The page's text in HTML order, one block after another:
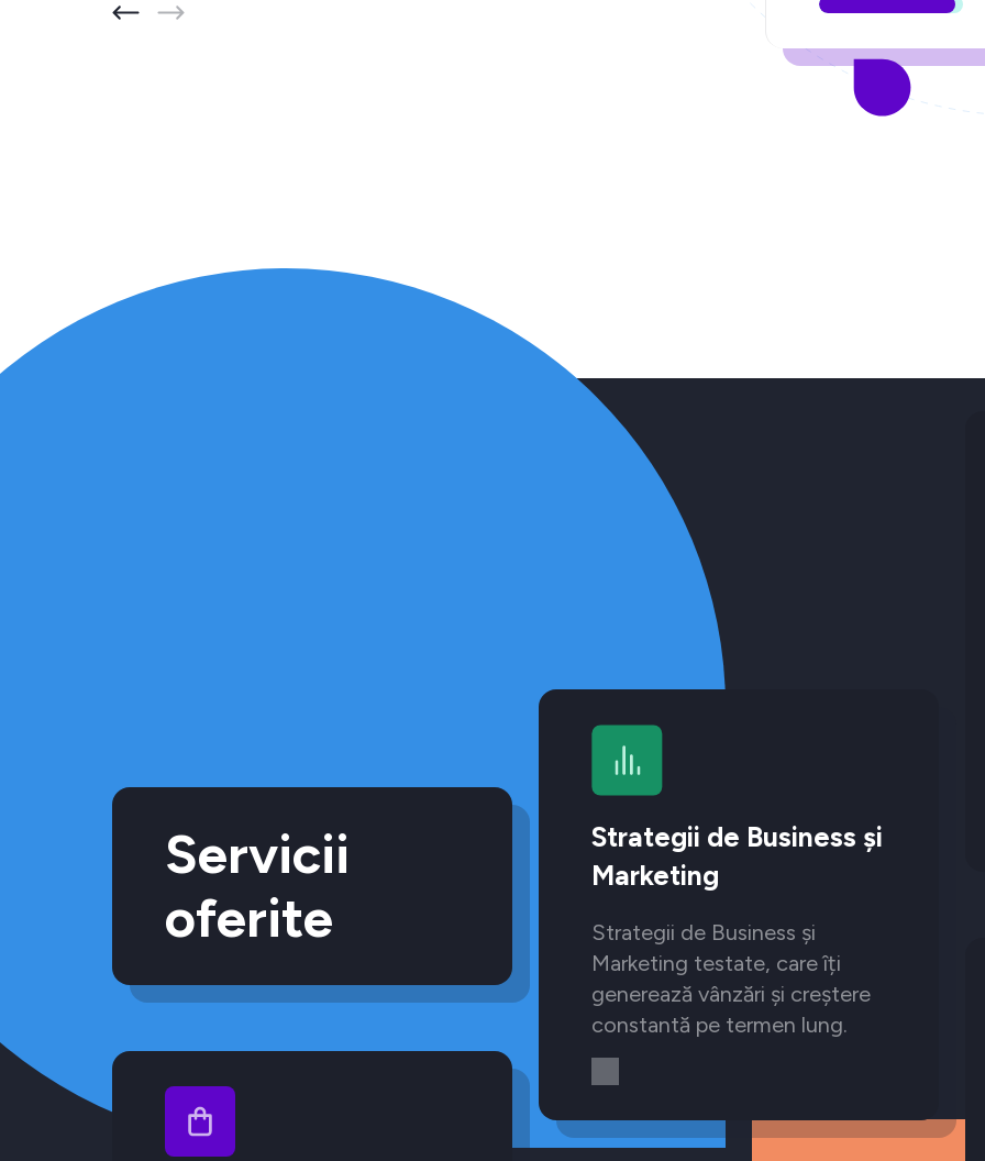
Servicii
oferite
Strategii de Business și
Marketing
Strategii de Business și
Marketing testate, care îți
generează vânzări și creștere
constantă pe termen lung.